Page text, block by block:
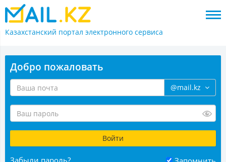
Казахстанский портал электронного сервиса
Добро пожаловать
@mail.kz
Забыли пароль?